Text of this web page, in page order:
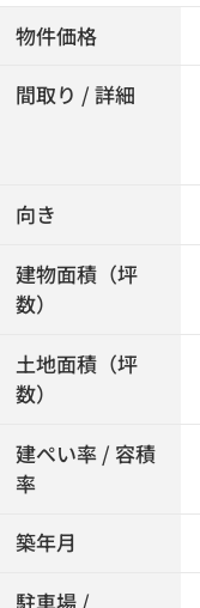
物件価格
間取り / 詳細
向き
建物面積（坪
数）
土地面積（坪
数）
建ぺい率 / 容積
率
築年月